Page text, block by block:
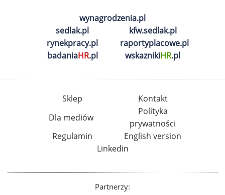
wynagrodzenia.pl
sedlak.pl
kfw.sedlak.pl
rynekpracy.pl
raportyplacowe.pl
badaniaHR.pl wskaznikiHR.pl
Sklep
Kontakt
Dla mediów
Polityka
prywatności
Regulamin
English version
Linkedin
Partnerzy: